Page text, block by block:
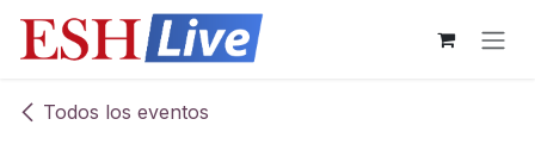
Ir al contenido
Todos los eventos